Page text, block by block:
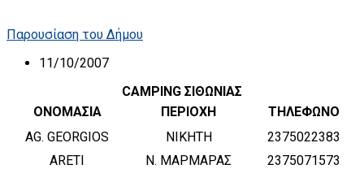
Παρουσίαση του Δήμου
11/10/2007
CAMPING ΣΙΘΩΝΙΑΣ
ΟΝΟΜΑΣΙΑ
ΠΕΡΙΟΧΗ
ΤΗΛΕΦΩΝΟ
AG. GEORGIOS
ΝΙΚΗΤΗ
2375022383
ARETI
Ν. ΜΑΡΜΑΡΑΣ
2375071573